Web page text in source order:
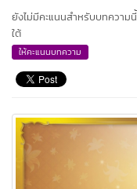
ยังไม่มีคะแนนสำหรับบทความนี้
ใต้
ให้คะแนนบทความ